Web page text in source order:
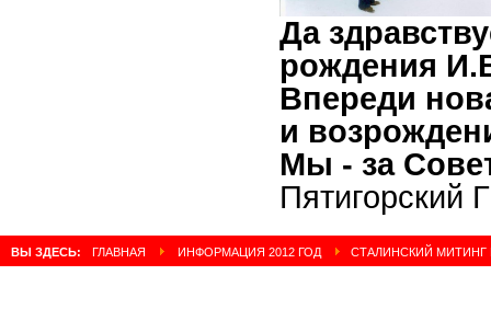
Да
рождения
Впереди
и
Мы - за
Пятигорский
ВЫ ЗДЕСЬ: ГЛАВНАЯ ИНФОРМАЦИЯ 2012 ГОД СТАЛИНСКИЙ МИТИНГ